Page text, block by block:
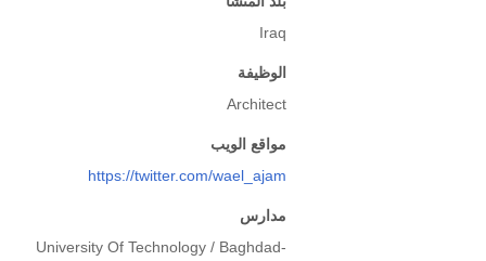
Iraq
الوظيفة
Architect
مواقع الويب
https://twitter.com/wael_ajam
مدارس
University Of Technology / Baghdad-